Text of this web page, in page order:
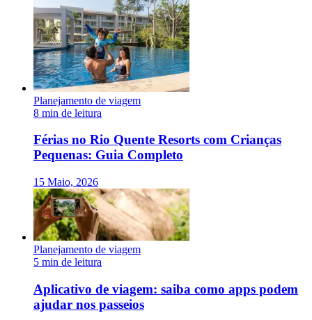
Planejamento de viagem
8 min de leitura
Férias no Rio Quente Resorts com Crianças
Pequenas: Guia Completo
15 Maio, 2026
Planejamento de viagem
5 min de leitura
Aplicativo de viagem: saiba como apps podem
ajudar nos passeios